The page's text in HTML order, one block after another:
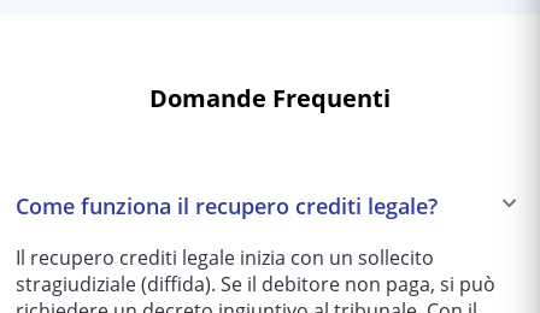
Domande Frequenti
Come funziona il recupero crediti legale?
Il recupero crediti legale inizia con un sollecito
stragiudiziale (diffida). Se il debitore non paga, si può